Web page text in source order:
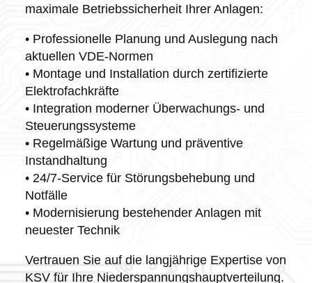
maximale Betriebssicherheit Ihrer Anlagen:
• Professionelle Planung und Auslegung nach
aktuellen VDE-Normen
• Montage und Installation durch zertifizierte
Elektrofachkräfte
• Integration moderner Überwachungs- und
Steuerungssysteme
• Regelmäßige Wartung und präventive
Instandhaltung
• 24/7-Service für Störungsbehebung und
Notfälle
• Modernisierung bestehender Anlagen mit
neuester Technik
Vertrauen Sie auf die langjährige Expertise von
KSV für Ihre Niederspannungshauptverteilung.